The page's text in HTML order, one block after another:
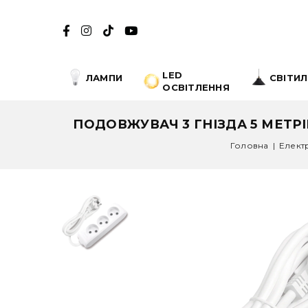
ЛАМПИ
LED
ОСВІТЛЕННЯ
ПОДОВЖУВАЧ 3 ГНІЗДА 5
Головна |